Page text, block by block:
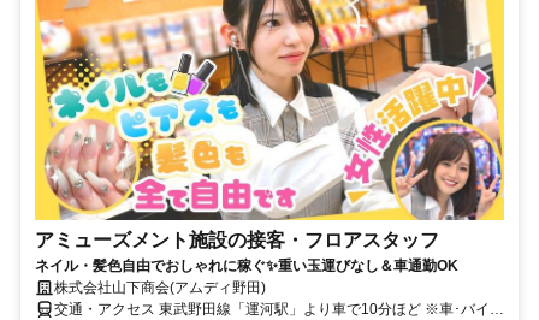
アミューズメント施設の接客・フロアスタッフ
ネイル・髪色自由でおしゃれに稼ぐ✨重い玉運びなし＆車通勤OK
株式会社山下商会(アムディ野田)
交通・アクセス 東武野田線「運河駅」より車で10分ほど ※車･バイク